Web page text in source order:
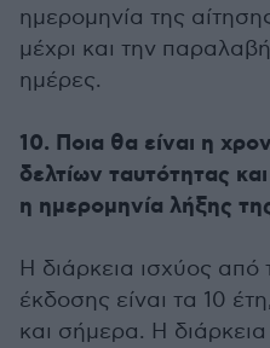
ημερομηνία της
μέχρι και την
ημέρες.
10. Ποια θα είναι η
δελτίων ταυτότητας
η ημερομηνία λήξης
Η διάρκεια ισχύος από
έκδοσης είναι τα 10
και σήμερα. Η